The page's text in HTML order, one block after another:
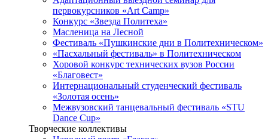
первокурсников «Art Camp»
Конкурс «Звезда Политеха»
Масленица на Лесной
Фестиваль «Пушкинские дни в Политехническом»
«Пасхальный фестиваль» в Политехническом
Хоровой конкурс технических вузов России
«Благовест»
Интернациональный студенческий фестиваль
«Золотая осень»
Межвузовский танцевальный фестиваль «STU
Dance Cup»
Творческие коллективы